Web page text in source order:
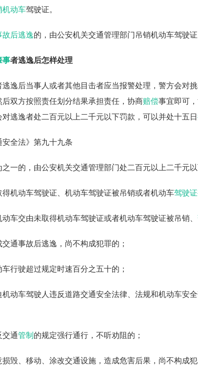
机动车驾驶证。
故后逃逸的，由公安机关交通管理部门吊销机动车驾驶
事者逃逸后怎样处理
逃逸后当事人或者其他目击者应当报警处理，警方会对
后双方按照责任划分结果承担责任，协商赔偿事宜即可
逃逸者处二百元以上二千元以下罚款，可以并处十五日
安全法》第九十九条
一的，由公安机关交通管理部门处二百元以上二千元以
得机动车驾驶证、机动车驾驶证被吊销或者机动车驾驶
动车交由未取得机动车驾驶证或者机动车驾驶证被吊销、
交通事故后逃逸，尚不构成犯罪的；
车行驶超过规定时速百分之五十的；
机动车驾驶人违反道路交通安全法律、法规和机动车安
交通管制 的规定强行通行，不听劝阻的；
损毁、移动、涂改交通设施，造成危害后果，尚不构成犯